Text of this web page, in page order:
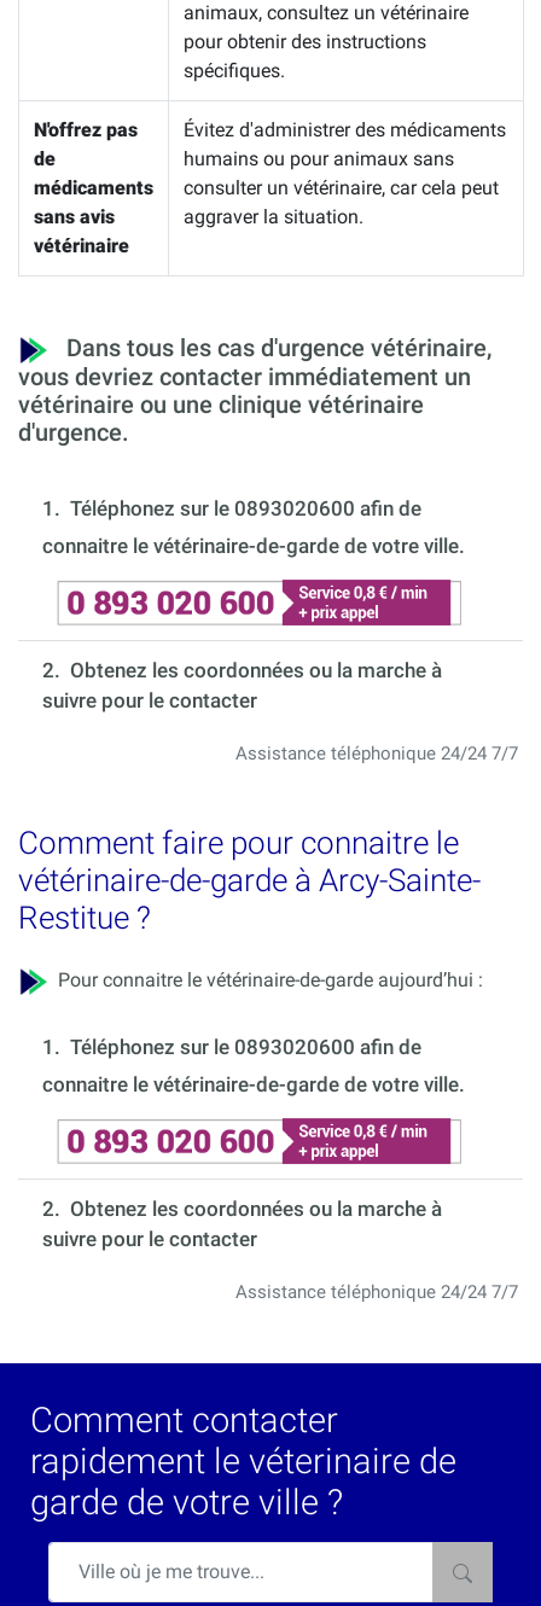
animaux, consultez un vétérinaire
pour obtenir des instructions
spécifiques.
N'offrez pas
de
médicaments
sans avis
vétérinaire
Évitez d'administrer des médicaments
humains ou pour animaux sans
consulter un vétérinaire, car cela peut
aggraver la situation.
Dans tous les cas d'urgence vétérinaire,
vous devriez contacter immédiatement un
vétérinaire ou une clinique vétérinaire
d'urgence.
1. Téléphonez sur le 0893020600 afin de
connaitre le vétérinaire-de-garde de votre ville.
2. Obtenez les coordonnées ou la marche à
suivre pour le contacter
Assistance téléphonique 24/24 7/7
Comment faire pour connaitre le
vétérinaire-de-garde à Arcy-Sainte-
Restitue ?
Pour connaitre le vétérinaire-de-garde aujourd’hui :
1. Téléphonez sur le 0893020600 afin de
connaitre le vétérinaire-de-garde de votre ville.
2. Obtenez les coordonnées ou la marche à
suivre pour le contacter
Assistance téléphonique 24/24 7/7
Comment contacter
rapidement le véterinaire de
garde de votre ville ?